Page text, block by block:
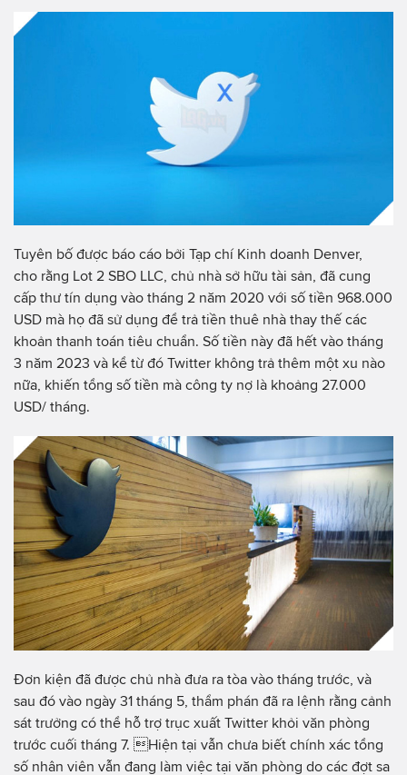
Tuyên bố được báo cáo bởi Tạp chí Kinh doanh Denver,
cho rằng Lot 2 SBO LLC, chủ nhà sở hữu tài sản, đã cung
cấp thư tín dụng vào tháng 2 năm 2020 với số tiền 968.000
USD mà họ đã sử dụng để trả tiền thuê nhà thay thế các
khoản thanh toán tiêu chuẩn. Số tiền này đã hết vào tháng
3 năm 2023 và kể từ đó Twitter không trả thêm một xu nào
nữa, khiến tổng số tiền mà công ty nợ là khoảng 27.000
USD/ tháng.
Đơn kiện đã được chủ nhà đưa ra tòa vào tháng trước, và
sau đó vào ngày 31 tháng 5, thẩm phán đã ra lệnh rằng cảnh
sát trưởng có thể hỗ trợ trục xuất Twitter khỏi văn phòng
trước cuối tháng 7. Hiện tại vẫn chưa biết chính xác tổng
số nhân viên vẫn đang làm việc tại văn phòng do các đợt sa